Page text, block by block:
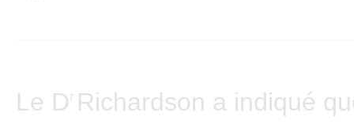
Le Dr Richardson a indiqué